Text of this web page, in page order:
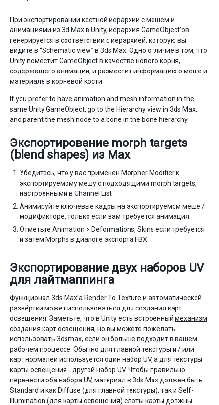
При экспортировании костной иерархии с мешем и
анимациями из 3d Max в Unity, иерархия GameObject’ов
генерируется в соответствии с иерархией, которую вы
видите в “Schematic view” в 3ds Max. Одно отличие в том, что
Unity поместит GameObject в качестве нового корня,
содержащего анимации, и разместит информацию о меше и
материале в корневой кости.
If you prefer to have animation and mesh information in the
same Unity GameObject, go to the Hierarchy view in 3ds Max,
and parent the mesh node to a bone in the bone hierarchy.
Экспортирование morph targets
(blend shapes) из Max
Убедитесь, что у вас применён Morpher Modifier к
экспортируемому мешу с подходящими morph targets,
настроенными в Channel List
Анимируйте ключевые кадры на экспортируемом меше /
модификторе, только если вам требуется анимация
Отметьте Animation > Deformations, Skins если требуется
и затем Morphs в диалоге экспорта FBX
Экспортирование двух наборов UV
для лайтмаппинга
Функционал 3ds Max’а Render To Texture и автоматической
развёртки может использоваться для создания карт
освещения. Заметьте, что в Unity есть встроенный механизм
создания карт освещения, но вы можете пожелать
использовать 3dsmax, если он больше подходит в вашем
рабочем процессе. Обычно для главной текстуры и / или
карт нормалей используется один набор UV, а для текстуры
карты освещения - другой набор UV. Чтобы правильно
перенести оба набора UV, материал в 3ds Max должен быть
Standard и как Diffuse (для главной текстуры), так и Self-
Illumination (для карты освещения) слоты карты должны